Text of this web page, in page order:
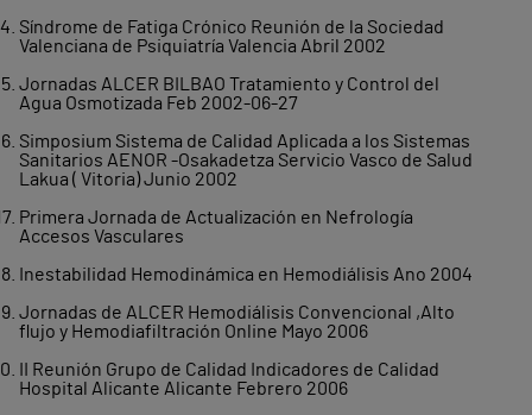
Síndrome de Fatiga Crónico Reunión de la Sociedad
Valenciana de Psiquiatría Valencia Abril 2002
Jornadas ALCER BILBAO Tratamiento y Control del
Agua Osmotizada Feb 2002-06-27
Simposium Sistema de Calidad Aplicada a los Sistemas
Sanitarios AENOR -Osakadetza Servicio Vasco de Salud
Lakua ( Vitoria) Junio 2002
Primera Jornada de Actualización en Nefrología
Accesos Vasculares
Inestabilidad Hemodinámica en Hemodiálisis Ano 2004
Jornadas de ALCER Hemodiálisis Convencional ,Alto
flujo y Hemodiafiltración Online Mayo 2006
II Reunión Grupo de Calidad Indicadores de Calidad
Hospital Alicante Alicante Febrero 2006